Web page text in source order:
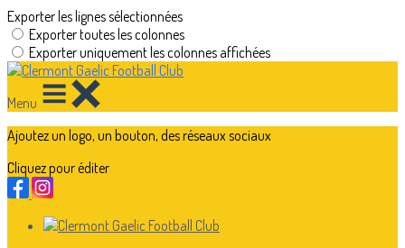
Exporter les lignes sélectionnées
Exporter toutes les colonnes
Exporter uniquement les colonnes affichées
Menu
Ajoutez un logo, un bouton, des réseaux sociaux
Cliquez pour éditer